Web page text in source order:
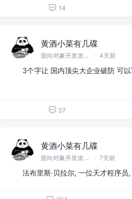
14
黄酒小菜有几碟
面向对象开发攻城狮 · 4天前
3个字让 国内顶尖大企业破防 可
37
黄酒小菜有几碟
面向对象开发攻城狮 · 7天前
法布里斯·贝拉尔, 一位天才程序员